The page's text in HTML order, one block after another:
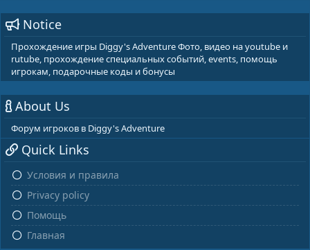
Notice
Прохождение игры Diggy's Adventure Фото, видео на youtube и
rutube, прохождение специальных событий, events, помощь
игрокам, подарочные коды и бонусы
About Us
Форум игроков в Diggy's Adventure
Quick Links
Условия и правила
Privacy policy
Помощь
Главная